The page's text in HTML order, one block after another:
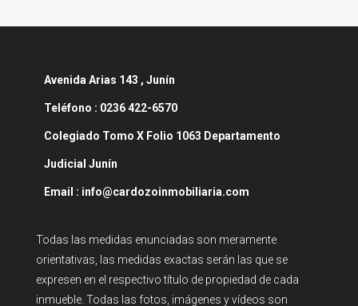
Avenida Arias 143 , Junín
Teléfono : 0236 422-6570
Colegiado Tomo X Folio 1063 Departamento
Judicial Junín
Email : info@cardozoinmobiliaria.com
Todas las medidas enunciadas son meramente
orientativas, las medidas exactas serán las que se
expresen en el respectivo título de propiedad de cada
inmueble. Todas las fotos, imágenes y vídeos son